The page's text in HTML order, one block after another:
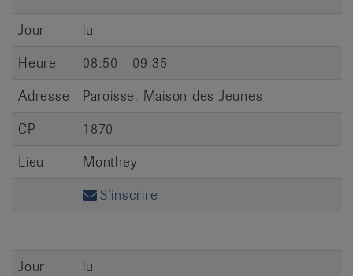
Jour
lu
Heure
08:50 - 09:35
Adresse
Paroisse, Maison des Jeunes
CP
1870
Lieu
Monthey
S’inscrire
Jour
lu